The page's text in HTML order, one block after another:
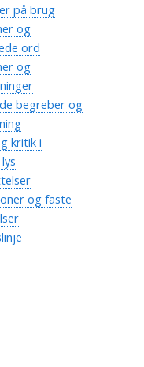
på brug
og
ord
og
begreber og
kritik i
og faste